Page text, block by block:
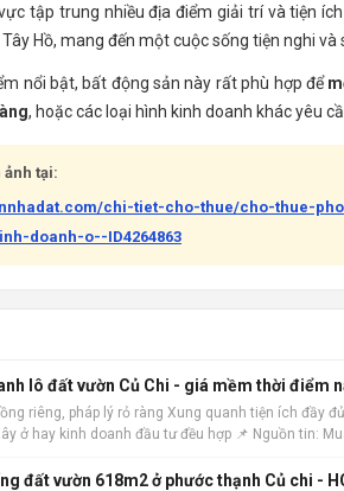
tập trung nhiều địa điểm giải trí và tiện
Hồ, mang đến một cuộc sống tiện nghi và
nổi bật, bất động sản này rất phù hợp để
, hoặc các loại hình kinh doanh khác yêu
ảnh tại:
chi-tiet-cho-thue/cho-thue-
doanh-o--ID4264863
lô đất vườn Củ Chi - giá mềm thời điểm
riêng, pháp lý rỏ ràng Xung quanh tiện ích đầy
ở hay kinh doanh đầu tư đều hợp 📌 Nguồn tin:
đất vườn 618m2 ở phước thạnh Củ chi -